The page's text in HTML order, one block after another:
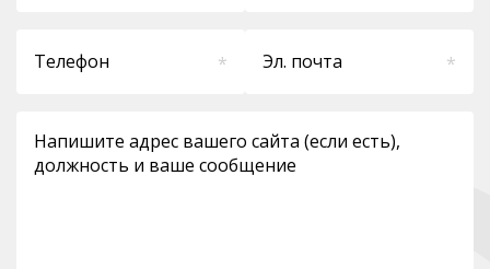
* *